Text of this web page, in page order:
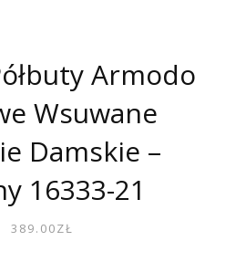
Armodo
Wsuwane
Damskie –
16333-21
389.00ZŁ